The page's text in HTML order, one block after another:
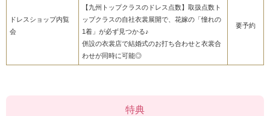
ドレスショップ内覧
会
【九州トップクラスのドレス点数】取扱点数ト
ップクラスの自社衣裳展開で、花嫁の「憧れの
1着」が必ず見つかる♪
併設の衣裳店で結婚式のお打ち合わせと衣裳合
わせが同時に可能◎
要予約
特典